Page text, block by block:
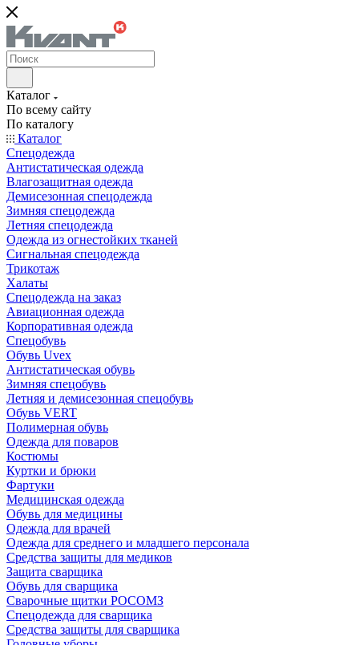
Каталог
По всему сайту
По каталогу
Каталог
Спецодежда
Антистатическая одежда
Влагозащитная одежда
Демисезонная спецодежда
Зимняя спецодежда
Летняя спецодежда
Одежда из огнестойких тканей
Сигнальная спецодежда
Трикотаж
Халаты
Спецодежда на заказ
Авиационная одежда
Корпоративная одежда
Спецобувь
Обувь Uvex
Антистатическая обувь
Зимняя спецобувь
Летняя и демисезонная спецобувь
Обувь VERT
Полимерная обувь
Одежда для поваров
Костюмы
Куртки и брюки
Фартуки
Медицинская одежда
Обувь для медицины
Одежда для врачей
Одежда для среднего и младшего персонала
Средства защиты для медиков
Защита сварщика
Обувь для сварщика
Сварочные щитки РОСОМЗ
Спецодежда для сварщика
Средства защиты для сварщика